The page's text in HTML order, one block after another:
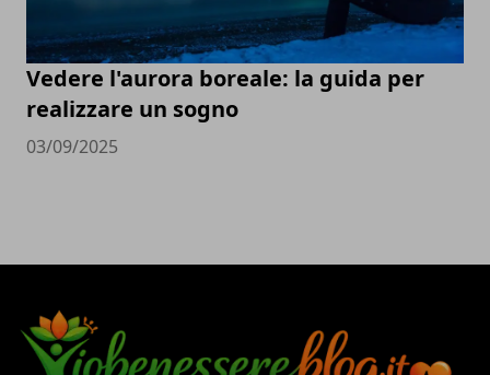
Vedere l'aurora boreale: la guida per
realizzare un sogno
03/09/2025